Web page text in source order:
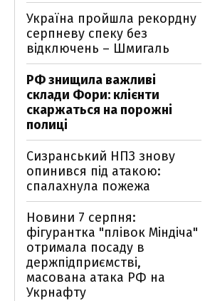
Україна пройшла рекордну
серпневу спеку без
відключень – Шмигаль
РФ знищила важливі
склади Фори: клієнти
скаржаться на порожні
полиці
Сизранський НПЗ знову
опинився під атакою:
спалахнула пожежа
Новини 7 серпня:
фігурантка "плівок Міндіча"
отримала посаду в
держпідприємстві,
масована атака РФ на
Укрнафту